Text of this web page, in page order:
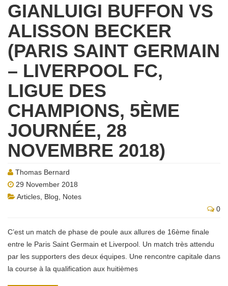
GIANLUIGI BUFFON VS
ALISSON BECKER
(PARIS SAINT GERMAIN
– LIVERPOOL FC,
LIGUE DES
CHAMPIONS, 5ÈME
JOURNÉE, 28
NOVEMBRE 2018)
Thomas Bernard
29 November 2018
Articles Blog
Notes
0
C’est un match de phase de poule aux allures de 16ème finale
entre le Paris Saint Germain et Liverpool. Un match très attendu
par les supporters des deux équipes. Une rencontre capitale dans
la course à la qualification aux huitièmes